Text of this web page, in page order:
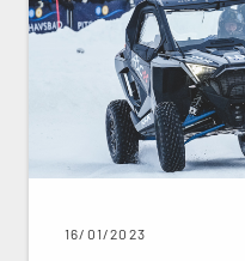
16/01/2023